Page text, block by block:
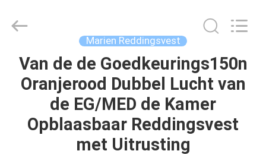
HUIS
PRODUCTEN
VIDEOS
Co.,Ltd..
Marien Reddingsvest
Van de de Goedkeurings150n
Oranjerood Dubbel Lucht van
de EG/MED de Kamer
Opblaasbaar Reddingsvest
met Uitrusting